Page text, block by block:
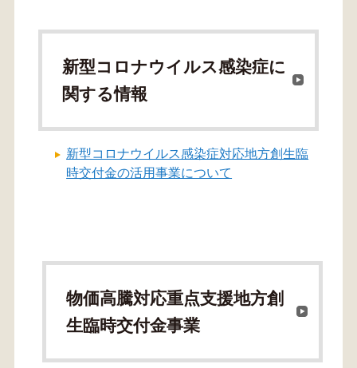
新型コロナウイルス感染症に
関する情報
新型コロナウイルス感染症対応地方創生臨
時交付金の活用事業について
物価高騰対応重点支援地方創
生臨時交付金事業